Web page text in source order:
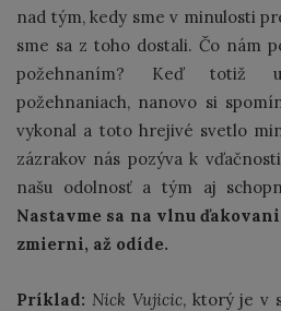
nad tým, kedy sme v minulosti
sme sa z toho dostali. Čo nám
požehnaním? Keď totiž
požehnaniach, nanovo si
vykonal a toto hrejivé svetlo
zázrakov nás pozýva k
našu odolnosť a tým aj
Nastavme sa na vlnu
zmierni, až odíde.
Príklad: Nick Vujicic, ktorý je v